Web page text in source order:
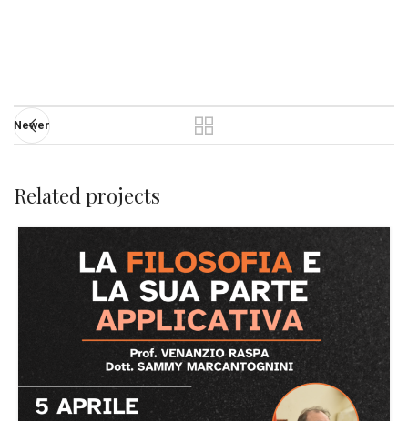
Newer
Related projects